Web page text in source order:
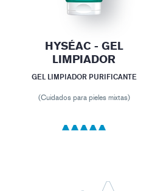
HYSÉAC - GEL
LIMPIADOR
GEL LIMPIADOR PURIFICANTE
(Cuidados para pieles mixtas)